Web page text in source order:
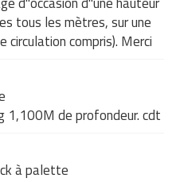
tous les mètres, sur une
compris). Merci
1,100M de profondeur. cdt
à palette